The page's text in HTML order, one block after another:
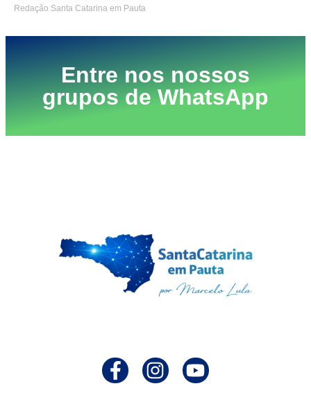
Redação Santa Catarina em Pauta
Entre nos nossos
grupos de WhatsApp